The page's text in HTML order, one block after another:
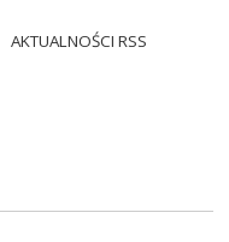
AKTUALNOŚCI RSS